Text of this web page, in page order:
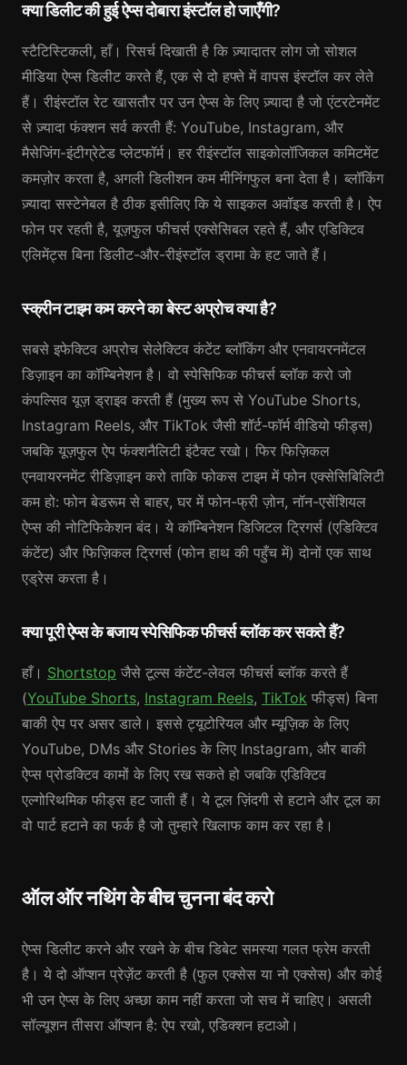
क्या डिलीट की हुई ऐप्स दोबारा इंस्टॉल हो जाएँगी?
स्टैटिस्टिकली, हाँ। रिसर्च दिखाती है कि ज़्यादातर लोग जो सोशल
मीडिया ऐप्स डिलीट करते हैं, एक से दो हफ्ते में वापस इंस्टॉल कर लेते
हैं। रीइंस्टॉल रेट खासतौर पर उन ऐप्स के लिए ज़्यादा है जो एंटरटेनमेंट
से ज़्यादा फंक्शन सर्व करती हैं: YouTube, Instagram, और
मैसेजिंग-इंटीग्रेटेड प्लेटफॉर्म। हर रीइंस्टॉल साइकोलॉजिकल कमिटमेंट
कमज़ोर करता है, अगली डिलीशन कम मीनिंगफुल बना देता है। ब्लॉकिंग
ज़्यादा सस्टेनेबल है ठीक इसीलिए कि ये साइकल अवॉइड करती है। ऐप
फोन पर रहती है, यूज़फुल फीचर्स एक्सेसिबल रहते हैं, और एडिक्टिव
एलिमेंट्स बिना डिलीट-और-रीइंस्टॉल ड्रामा के हट जाते हैं।
स्क्रीन टाइम कम करने का बेस्ट अप्रोच क्या है?
सबसे इफेक्टिव अप्रोच सेलेक्टिव कंटेंट ब्लॉकिंग और एनवायरनमेंटल
डिज़ाइन का कॉम्बिनेशन है। वो स्पेसिफिक फीचर्स ब्लॉक करो जो
कंपल्सिव यूज़ ड्राइव करती हैं (मुख्य रूप से YouTube Shorts,
Instagram Reels, और TikTok जैसी शॉर्ट-फॉर्म वीडियो फीड्स)
जबकि यूज़फुल ऐप फंक्शनैलिटी इंटैक्ट रखो। फिर फिज़िकल
एनवायरनमेंट रीडिज़ाइन करो ताकि फोकस टाइम में फोन एक्सेसिबिलिटी
कम हो: फोन बेडरूम से बाहर, घर में फोन-फ्री ज़ोन, नॉन-एसेंशियल
ऐप्स की नोटिफिकेशन बंद। ये कॉम्बिनेशन डिजिटल ट्रिगर्स (एडिक्टिव
कंटेंट) और फिज़िकल ट्रिगर्स (फोन हाथ की पहुँच में) दोनों एक साथ
एड्रेस करता है।
क्या पूरी ऐप्स के बजाय स्पेसिफिक फीचर्स ब्लॉक कर सकते हैं?
हाँ। Shortstop जैसे टूल्स कंटेंट-लेवल फीचर्स ब्लॉक करते हैं
(YouTube Shorts, Instagram Reels, TikTok फीड्स) बिना
बाकी ऐप पर असर डाले। इससे ट्यूटोरियल और म्यूज़िक के लिए
YouTube, DMs और Stories के लिए Instagram, और बाकी
ऐप्स प्रोडक्टिव कामों के लिए रख सकते हो जबकि एडिक्टिव
एल्गोरिथमिक फीड्स हट जाती हैं। ये टूल ज़िंदगी से हटाने और टूल का
वो पार्ट हटाने का फर्क है जो तुम्हारे खिलाफ काम कर रहा है।
ऑल ऑर नथिंग के बीच चुनना बंद करो
ऐप्स डिलीट करने और रखने के बीच डिबेट समस्या गलत फ्रेम करती
है। ये दो ऑप्शन प्रेज़ेंट करती है (फुल एक्सेस या नो एक्सेस) और कोई
भी उन ऐप्स के लिए अच्छा काम नहीं करता जो सच में चाहिए। असली
सॉल्यूशन तीसरा ऑप्शन है: ऐप रखो, एडिक्शन हटाओ।